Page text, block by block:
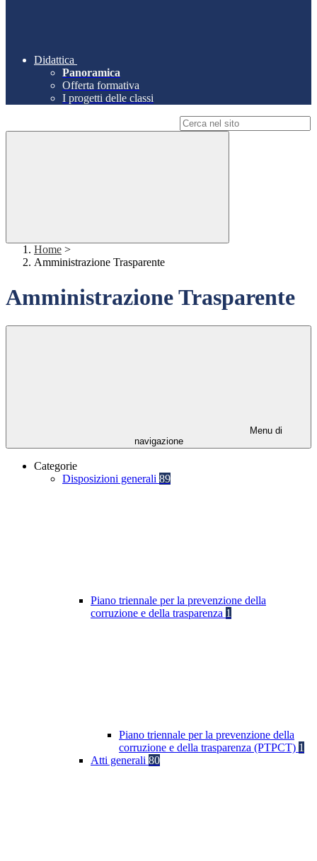
Didattica
Panoramica
Offerta formativa
I progetti delle classi
Home >
Amministrazione Trasparente
Amministrazione Trasparente
Menu di
navigazione
Categorie
Disposizioni generali 89
Piano triennale per la prevenzione della
corruzione e della trasparenza 1
Piano triennale per la prevenzione della
corruzione e della trasparenza (PTPCT) 1
Atti generali 80